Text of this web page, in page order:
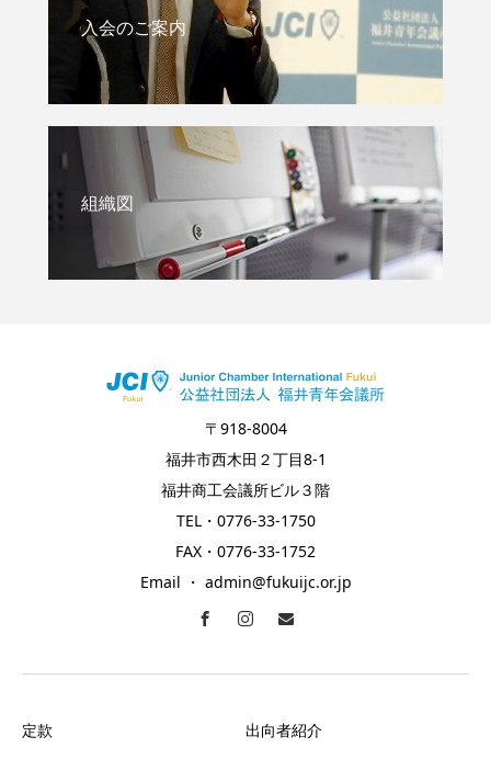
入会のご案内
組織図
〒918-8004
福井市西木田２丁目8-1
福井商工会議所ビル３階
TEL・0776-33-1750
FAX・0776-33-1752
Email ・ admin@fukuijc.or.jp
定款 出向者紹介